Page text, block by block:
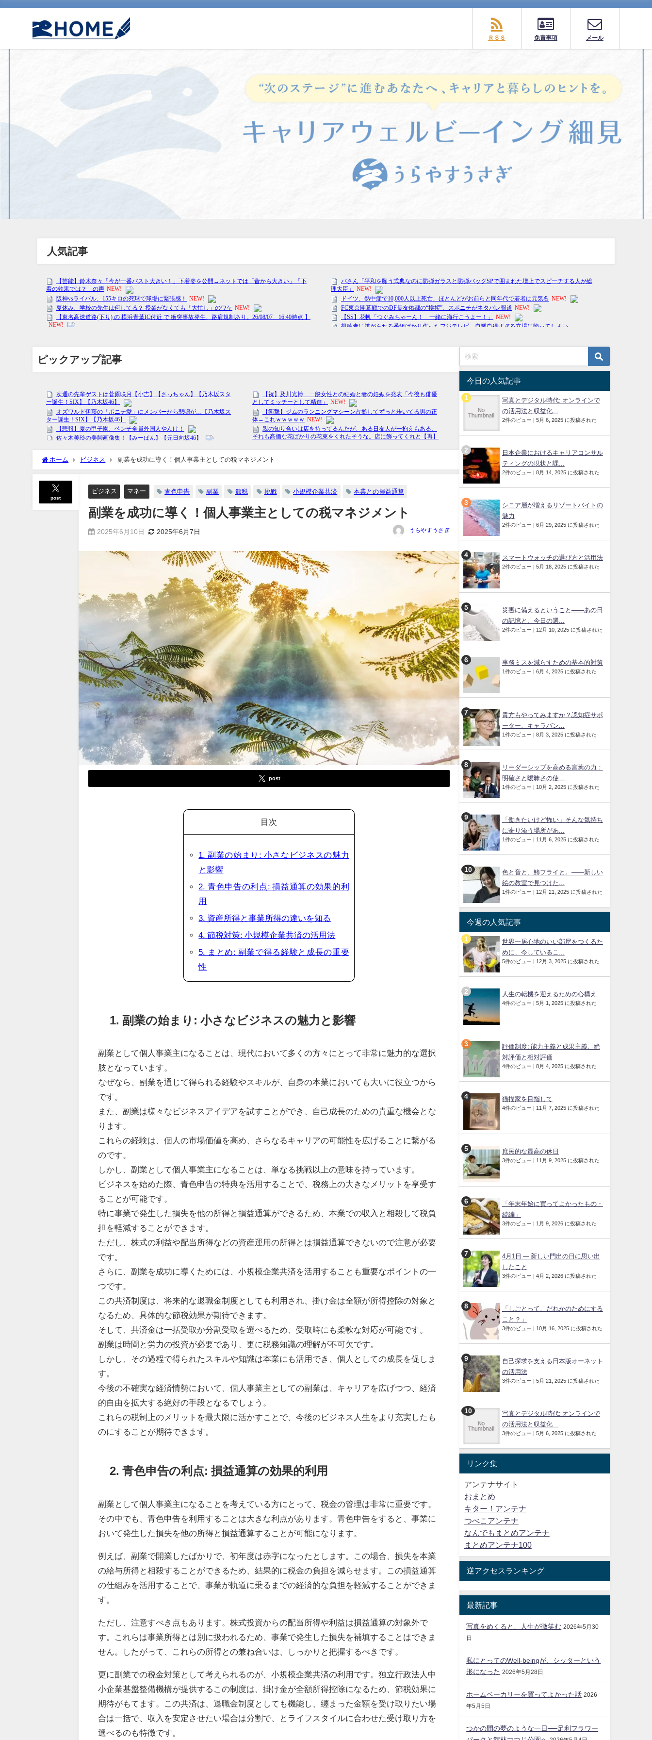
ＲＳＳ 免責事項 メール
人気記事
ピックアップ記事
ホーム ビジネス 副業を成功に導く！個人事業主としての税マネジメント
post
ビジネス マネー 青色申告 副業 節税 挑戦 小規模企業共済 本業との損益通算
副業を成功に導く！個人事業主としての税マネジメント
2025年6月10日 2025年6月7日 うらやすうさぎ
post
目次
1. 副業の始まり: 小さなビジネスの魅力
と影響
2. 青色申告の利点: 損益通算の効果的利
用
3. 資産所得と事業所得の違いを知る
4. 節税対策: 小規模企業共済の活用法
5. まとめ: 副業で得る経験と成長の重要
性
1. 副業の始まり: 小さなビジネスの魅力と影響
副業として個人事業主になることは、現代において多くの方々にとって非常に魅力的な選択
肢となっています。
なぜなら、副業を通じて得られる経験やスキルが、自身の本業においても大いに役立つから
です。
また、副業は様々なビジネスアイデアを試すことができ、自己成長のための貴重な機会とな
ります。
これらの経験は、個人の市場価値を高め、さらなるキャリアの可能性を広げることに繋がる
のです。
しかし、副業として個人事業主になることは、単なる挑戦以上の意味を持っています。
ビジネスを始めた際、青色申告の特典を活用することで、税務上の大きなメリットを享受す
ることが可能です。
特に事業で発生した損失を他の所得と損益通算ができるため、本業での収入と相殺して税負
担を軽減することができます。
ただし、株式の利益や配当所得などの資産運用の所得とは損益通算できないので注意が必要
です。
さらに、副業を成功に導くためには、小規模企業共済を活用することも重要なポイントの一
つです。
この共済制度は、将来的な退職金制度としても利用され、掛け金は全額が所得控除の対象と
なるため、具体的な節税効果が期待できます。
そして、共済金は一括受取か分割受取を選べるため、受取時にも柔軟な対応が可能です。
副業は時間と労力の投資が必要であり、更に税務知識の理解が不可欠です。
しかし、その過程で得られたスキルや知識は本業にも活用でき、個人としての成長を促しま
す。
今後の不確実な経済情勢において、個人事業主としての副業は、キャリアを広げつつ、経済
的自由を拡大する絶好の手段となるでしょう。
これらの税制上のメリットを最大限に活かすことで、今後のビジネス人生をより充実したも
のにすることが期待できます。
2. 青色申告の利点: 損益通算の効果的利用
副業として個人事業主になることを考えている方にとって、税金の管理は非常に重要です。
その中でも、青色申告を利用することは大きな利点があります。青色申告をすると、事業に
おいて発生した損失を他の所得と損益通算することが可能になります。
例えば、副業で開業したばかりで、初年度は赤字になったとします。この場合、損失を本業
の給与所得と相殺することができるため、結果的に税金の負担を減らせます。この損益通算
の仕組みを活用することで、事業が軌道に乗るまでの経済的な負担を軽減することができま
す。
ただし、注意すべき点もあります。株式投資からの配当所得や利益は損益通算の対象外で
す。これらは事業所得とは別に扱われるため、事業で発生した損失を補填することはできま
せん。したがって、これらの所得との兼ね合いは、しっかりと把握するべきです。
更に副業での税金対策として考えられるのが、小規模企業共済の利用です。独立行政法人中
小企業基盤整備機構が提供するこの制度は、掛け金が全額所得控除になるため、節税効果に
期待がもてます。この共済は、退職金制度としても機能し、纏まった金額を受け取りたい場
合は一括で、収入を安定させたい場合は分割で、とライフスタイルに合わせた受け取り方を
選べるのも特徴です。
今日の人気記事
写真とデジタル時代: オンラインで
の活用法と収益化...
2件のビュー | 5月 6, 2025 に投稿された
日本企業におけるキャリアコンサル
ティングの現状と課...
2件のビュー | 8月 14, 2025 に投稿された
シニア層が増えるリゾートバイトの
魅力
2件のビュー | 6月 29, 2025 に投稿された
スマートウォッチの選び方と活用法
2件のビュー | 5月 18, 2025 に投稿された
災害に備えるということ——あの日
の記憶と、今日の選...
2件のビュー | 12月 10, 2025 に投稿された
事務ミスを減らすための基本的対策
1件のビュー | 6月 4, 2025 に投稿された
貴方もやってみますか？認知症サポ
ーター、キャラバン...
1件のビュー | 8月 3, 2025 に投稿された
リーダーシップを高める言葉の力：
明確さと曖昧さの使...
1件のビュー | 10月 2, 2025 に投稿された
「働きたいけど怖い」そんな気持ち
に寄り添う場所があ...
1件のビュー | 11月 6, 2025 に投稿された
色と音と、鯵フライと。——新しい
絵の教室で見つけた...
1件のビュー | 12月 21, 2025 に投稿された
今週の人気記事
世界一居心地のいい部屋をつくるた
めに、今しているこ...
5件のビュー | 12月 3, 2025 に投稿された
人生の転機を迎えるための心構え
4件のビュー | 5月 1, 2025 に投稿された
評価制度: 能力主義と成果主義、絶
対評価と相対評価
4件のビュー | 8月 4, 2025 に投稿された
猫描家を目指して
4件のビュー | 11月 7, 2025 に投稿された
庶民的な最高の休日
3件のビュー | 11月 9, 2025 に投稿された
「年末年始に買ってよかったもの・
続編」
3件のビュー | 1月 9, 2026 に投稿された
4月1日 ― 新しい門出の日に思い出
したこと
3件のビュー | 4月 2, 2026 に投稿された
「しごとって、だれかのためにする
こと？」
3件のビュー | 10月 16, 2025 に投稿された
自己探求を支える日本版オーネット
の活用法
3件のビュー | 5月 21, 2025 に投稿された
写真とデジタル時代: オンラインで
の活用法と収益化...
3件のビュー | 5月 6, 2025 に投稿された
リンク集
アンテナサイト
おまとめ
キター！アンテナ
つべこアンテナ
なんでもまとめアンテナ
まとめアンテナ100
逆アクセスランキング
最新記事
写真をめくると、人生が微笑む 2026年5月30
日
私にとってのWell-beingが、シッターという
形になった 2026年5月28日
ホームベーカリーを買ってよかった話 2026
年5月5日
つかの間の夢のような一日──足利フラワー